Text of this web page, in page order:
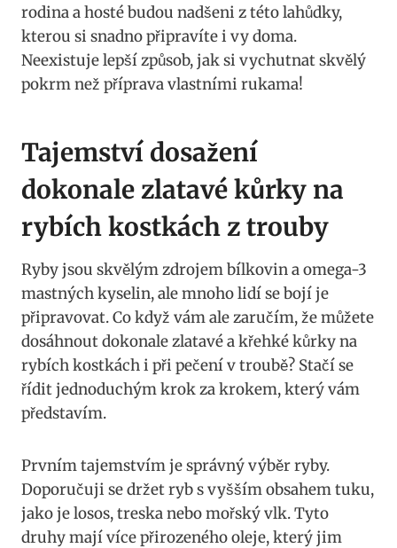
rodina a hosté budou nadšeni z této lahůdky,
kterou si snadno připravíte i vy doma.
Neexistuje lepší způsob, jak si vychutnat skvělý
pokrm než příprava vlastními rukama!
Tajemství dosažení
dokonale zlatavé kůrky na
rybích kostkách z trouby
Ryby jsou skvělým zdrojem bílkovin a omega-3
mastných kyselin, ale mnoho lidí se bojí je
připravovat. Co když vám ale zaručím, že můžete
dosáhnout dokonale zlatavé a křehké kůrky na
rybích kostkách i při pečení v troubě? Stačí se
řídit jednoduchým krok za krokem, který vám
představím.
Prvním tajemstvím je správný výběr ryby.
Doporučuji se držet ryb s vyšším obsahem tuku,
jako je losos, treska nebo mořský vlk. Tyto
druhy mají více přirozeného oleje, který jim